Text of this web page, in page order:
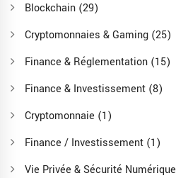
Blockchain (29)
Cryptomonnaies & Gaming (25)
Finance & Réglementation (15)
Finance & Investissement (8)
Cryptomonnaie (1)
Finance / Investissement (1)
Vie Privée & Sécurité Numérique